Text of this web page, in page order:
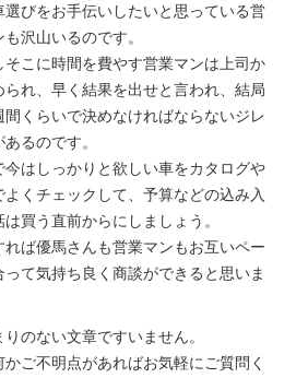
選びをお手伝いしたいと思っている営
沢山いるのです。
そこに時間を費やす営業マンは上司か
られ、早く結果を出せと言われ、結局
間くらいで決めなければならないジレ
あるのです。
今はしっかりと欲しい車をカタログや
よくチェックして、予算などの込み入
は買う直前からにしましょう。
れば優馬さんも営業マンもお互いペー
って気持ち良く商談ができると思いま
りのない文章ですいません。
かご不明点があればお気軽にご質問く